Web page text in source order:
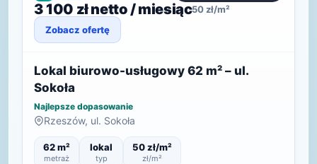
3 100 zł netto / miesiąc50 zł/m²
Zobacz ofertę
Lokal biurowo-usługowy 62 m² – ul.
Sokoła
Najlepsze dopasowanie
Rzeszów, ul. Sokoła
62 m²
metraż
lokal
typ
50 zł/m²
zł/m²